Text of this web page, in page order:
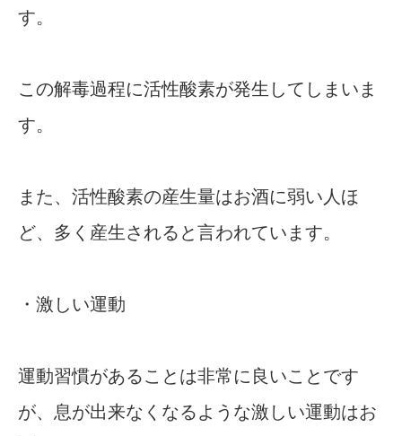
す。
この解毒過程に活性酸素が発生してしまいま
す。
また、活性酸素の産生量はお酒に弱い人ほ
ど、多く産生されると言われています。
・激しい運動
運動習慣があることは非常に良いことです
が、息が出来なくなるような激しい運動はお